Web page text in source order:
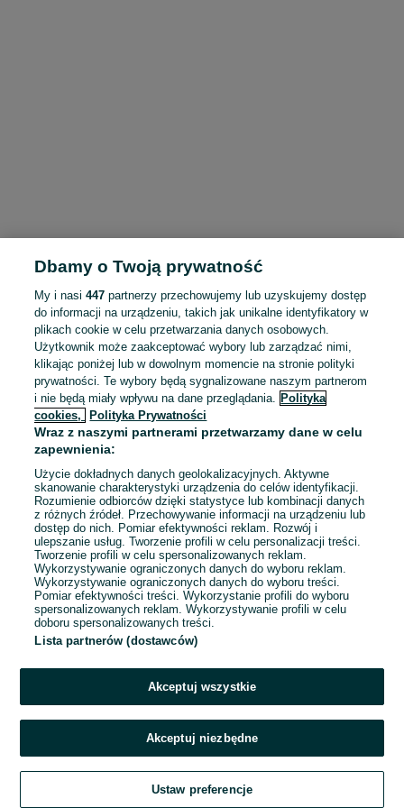
To ogłoszenie nie jest już dostępne
Przejdź na stronę główną
Dbamy o Twoją prywatność
My i nasi447 partnerzy przechowujemy lub uzyskujemy dostęp
do informacji na urządzeniu, takich jak unikalne identyfikatory w
plikach cookie w celu przetwarzania danych osobowych.
Użytkownik może zaakceptować wybory lub zarządzać nimi,
klikając poniżej lub w dowolnym momencie na stronie polityki
prywatności. Te wybory będą sygnalizowane naszym partnerom
i nie będą miały wpływu na dane przeglądania. Polityka
cookies,
Polityka Prywatności
Wraz z naszymi partnerami przetwarzamy dane w celu
zapewnienia:
Użycie dokładnych danych geolokalizacyjnych. Aktywne
skanowanie charakterystyki urządzenia do celów identyfikacji.
Rozumienie odbiorców dzięki statystyce lub kombinacji danych
z różnych źródeł. Przechowywanie informacji na urządzeniu lub
dostęp do nich. Pomiar efektywności reklam. Rozwój i
ulepszanie usług. Tworzenie profili w celu personalizacji treści.
Tworzenie profili w celu spersonalizowanych reklam.
Wykorzystywanie ograniczonych danych do wyboru reklam.
Wykorzystywanie ograniczonych danych do wyboru treści.
Pomiar efektywności treści. Wykorzystanie profili do wyboru
spersonalizowanych reklam. Wykorzystywanie profili w celu
doboru spersonalizowanych treści.
Lista partnerów (dostawców)
Akceptuj wszystkie
Akceptuj niezbędne
Ustaw preferencje